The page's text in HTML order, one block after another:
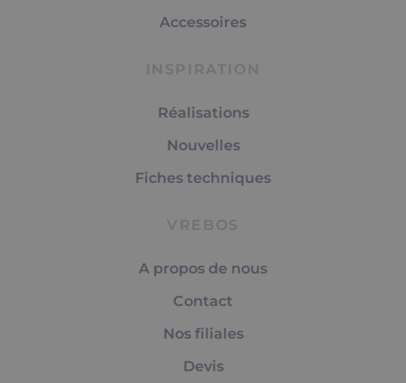
Accessoires
INSPIRATION
Réalisations
Nouvelles
Fiches techniques
VREBOS
A propos de nous
Contact
Nos filiales
Devis